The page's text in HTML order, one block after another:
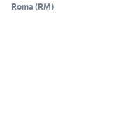
Roma (RM)